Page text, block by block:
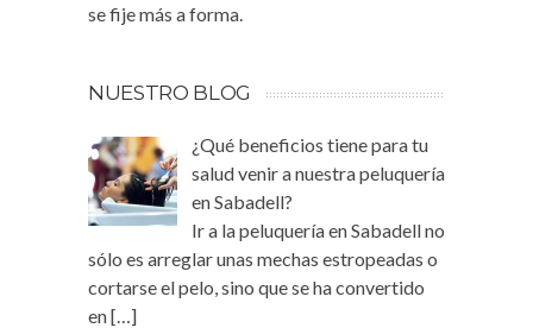
se fije más a forma.
NUESTRO BLOG
¿Qué beneficios tiene para tu
salud venir a nuestra peluquería
en Sabadell?
Ir a la peluquería en Sabadell no
sólo es arreglar unas mechas estropeadas o
cortarse el pelo, sino que se ha convertido
en[…]